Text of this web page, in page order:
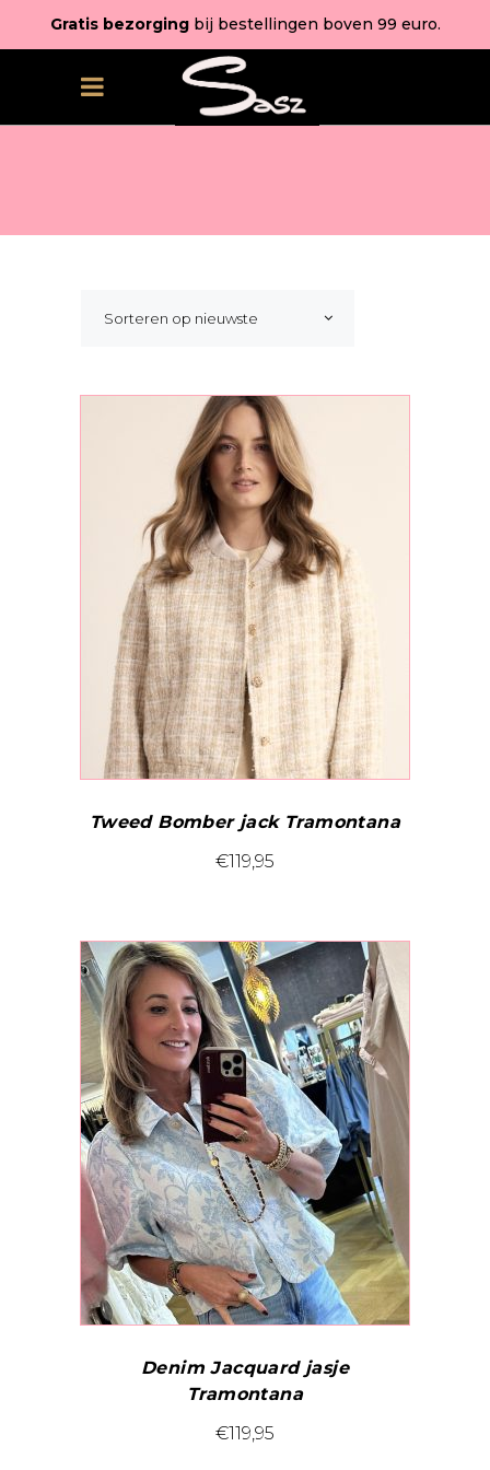
Gratis bezorgingbij bestellingen boven 99 euro.
Sorteren op nieuwste
Tweed Bomber jack Tramontana
€119,95
Dit
meerdere
variaties.
Deze
optie
kan
gekozen
worden
op
de
productpagina
Denim Jacquard jasje
Tramontana
€119,95
Dit